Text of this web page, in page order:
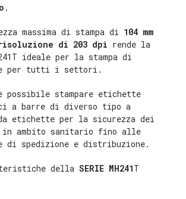
.
massima di stampa di 104 mm
di 203 dpi rende la
ideale per la stampa di
per tutti i settori.
stampare etichette
a barre di diverso tipo a
etichette per la sicurezza dei
in ambito sanitario fino alle
di spedizione e distribuzione.
dellaSERIE MH241T